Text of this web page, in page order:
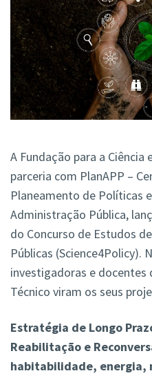
A Fundação para a Ciência
parceria com PlanAPP –
Planeamento de Políticas
Administração Pública,
do Concurso de Estudos
Públicas
investigadoras e
Técnico viram os seus
Estratégia de Longo
Reabilitação e
habitabilidade, energia,